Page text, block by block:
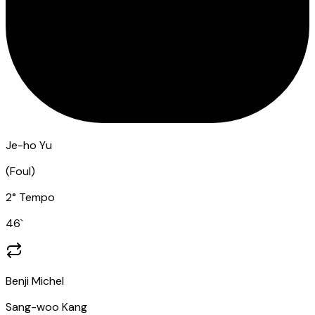
Je-ho Yu
(Foul)
2° Tempo
46`
Benji Michel
Sang-woo Kang